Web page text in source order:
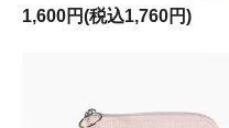
1,600円(税込1,760円)